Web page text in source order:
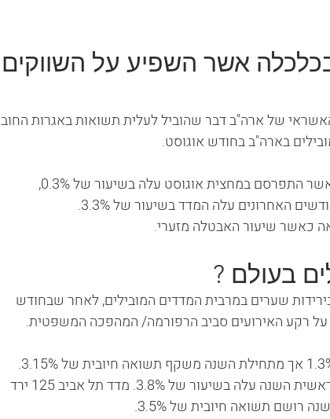
אשר השפיע על השווקים
של ארה"ב דבר שהוביל לעלית תשואות באגרות החוב
בארה"ב בחודש אוגוסט.
מדד המחירים לצרכן של חודש יולי בישראל, אשר התפרסם במחצית אוגוסט עלה בשיעור של 0.3%,
כאשר שיעור האבטלה מזערי.
בעולם ?
שערים במרבית המדדים המובילים, לאחר שבחודש
על רקע האירועים סביב הרפורמה/ המהפכה המשפטית.
מדד ת"א 35 ירד בחודש אוגוסט בשיעור של 1.3% אך מתחילת השנה משקף תשואה חיובית של 3.15%.
מדד ת"א 90 ירד בחודש אוגוסט ב – 0.3% ומראשית השנה עלה בשיעור של 3.8%. מדד תל אביב 125 ירד